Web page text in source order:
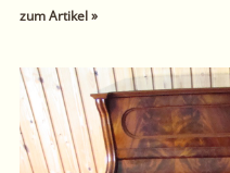
zum Artikel »